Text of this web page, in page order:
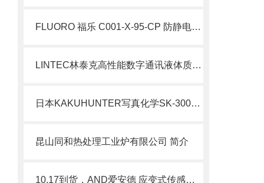
FLUORO 福乐 C001-X-95-CP 防静电真空吸笔 半导体 5 寸硅晶圆拾取 简介
LINTEC林泰克高性能数字通讯液体质量流量控制器LC-3000L
日本KAKUHUNTER写真化学SK-3000TII搅拌脱泡装置北崎热卖
昆山同和热处理工业炉有限公司 简介
10.17到货，AND爱安德 应变式传感器指示器 AD-4531B